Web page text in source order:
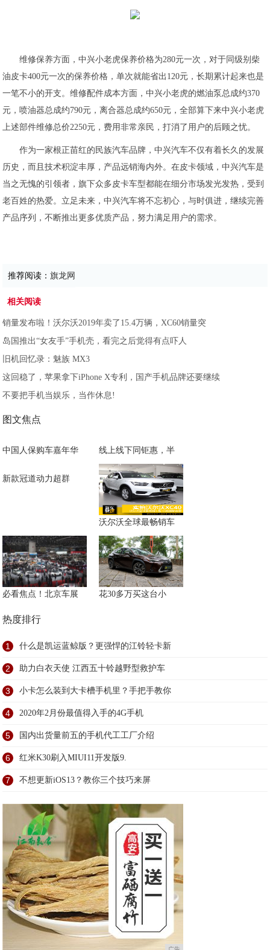
维修保养方面，中兴小老虎保养价格为280元一次，对于同级别柴
油皮卡400元一次的保养价格，单次就能省出120元，长期累计起来也是
一笔不小的开支。维修配件成本方面，中兴小老虎的燃油泵总成约370
元，喷油器总成约790元，离合器总成约650元，全部算下来中兴小老虎
上述部件维修总价2250元，费用非常亲民，打消了用户的后顾之忧。
作为一家根正苗红的民族汽车品牌，中兴汽车不仅有着长久的发展
历史，而且技术积淀丰厚，产品远销海内外。在皮卡领域，中兴汽车是
当之无愧的引领者，旗下众多皮卡车型都能在细分市场发光发热，受到
老百姓的热爱。立足未来，中兴汽车将不忘初心，与时俱进，继续完善
产品序列，不断推出更多优质产品，努力满足用户的需求。
推荐阅读：旗龙网
相关阅读
销量发布啦！沃尔沃2019年卖了15.4万辆，XC60销量突
岛国推出“女友手”手机壳，看完之后觉得有点吓人
旧机回忆录：魅族 MX3
这回稳了，苹果拿下iPhone X专利，国产手机品牌还要继续
不要把手机当娱乐，当作休息!
图文焦点
中国人保购车嘉年华 线上线下同钜惠，半
新款冠道动力超群
沃尔沃全球最畅销车
必看焦点！北京车展 花30多万买这台小
热度排行
1 什么是凯运蓝鲸版？更强悍的江铃轻卡新
2 助力白衣天使 江西五十铃越野型救护车
3 小卡怎么装到大卡槽手机里？手把手教你
4 2020年2月份最值得入手的4G手机
5 国内出货量前五的手机代工工厂介绍
6 红米K30刷入MIUI11开发版9.
7 不想更新iOS13？教你三个技巧来屏